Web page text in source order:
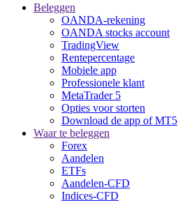
Beleggen
OANDA-rekening
OANDA stocks account
TradingView
Rentepercentage
Mobiele app
Professionele klant
MetaTrader 5
Opties voor storten
Download de app of MT5
Waar te beleggen
Forex
Aandelen
ETFs
Aandelen-CFD
Indices-CFD